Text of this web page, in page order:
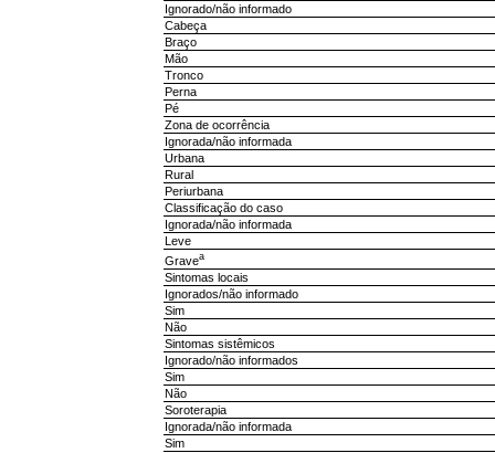
Ignorado/não informado
Cabeça
Braço
Mão
Tronco
Perna
Pé
Zona de ocorrência
Ignorada/não informada
Urbana
Rural
Periurbana
Classificação do caso
Ignorada/não informada
Leve
Gravea
Sintomas locais
Ignorados/não informado
Sim
Não
Sintomas sistêmicos
Ignorado/não informados
Sim
Não
Soroterapia
Ignorada/não informada
Sim